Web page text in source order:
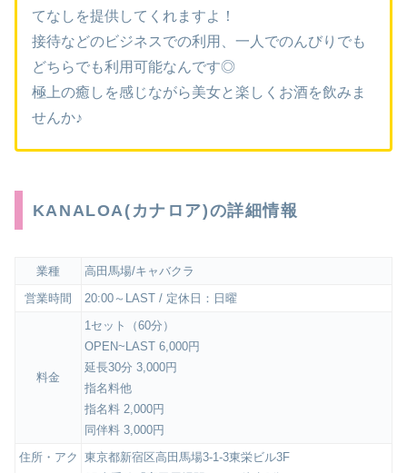
てなしを提供してくれますよ！
接待などのビジネスでの利用、一人でのんびりでも
どちらでも利用可能なんです◎
極上の癒しを感じながら美女と楽しくお酒を飲みま
せんか♪
KANALOA(カナロア)の詳細情報
業種
高田馬場/キャバクラ
営業時間
20:00～LAST / 定休日：日曜
料金
1セット（60分）
OPEN~LAST 6,000円
延長30分 3,000円
指名料他
指名料 2,000円
同伴料 3,000円
住所・アク 東京都新宿区高田馬場3-1-3東栄ビル3F